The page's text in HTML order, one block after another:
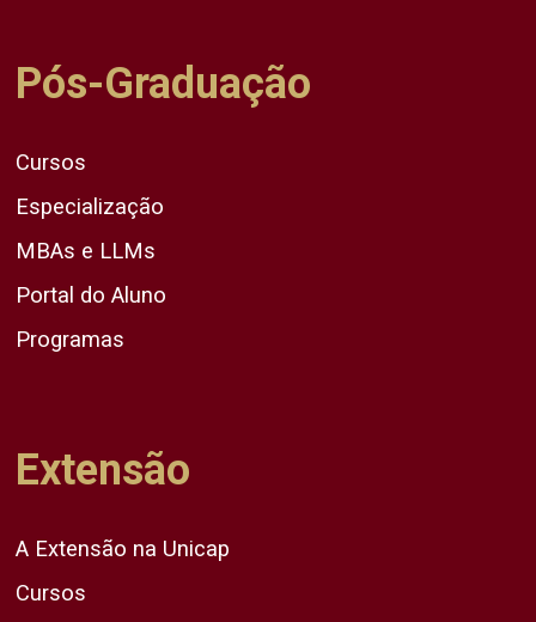
Pós-Graduação
Cursos
Especialização
MBAs e LLMs
Portal do Aluno
Programas
Extensão
A Extensão na Unicap
Cursos